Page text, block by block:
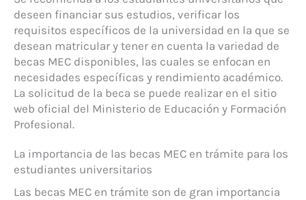
deseen financiar sus estudios, verificar los
requisitos específicos de la universidad en la que se
desean matricular y tener en cuenta la variedad de
becas MEC disponibles, las cuales se enfocan en
necesidades específicas y rendimiento académico.
La solicitud de la beca se puede realizar en el sitio
web oficial del Ministerio de Educación y Formación
Profesional.
La importancia de las becas MEC en trámite para los
estudiantes universitarios
Las becas MEC en trámite son de gran importancia